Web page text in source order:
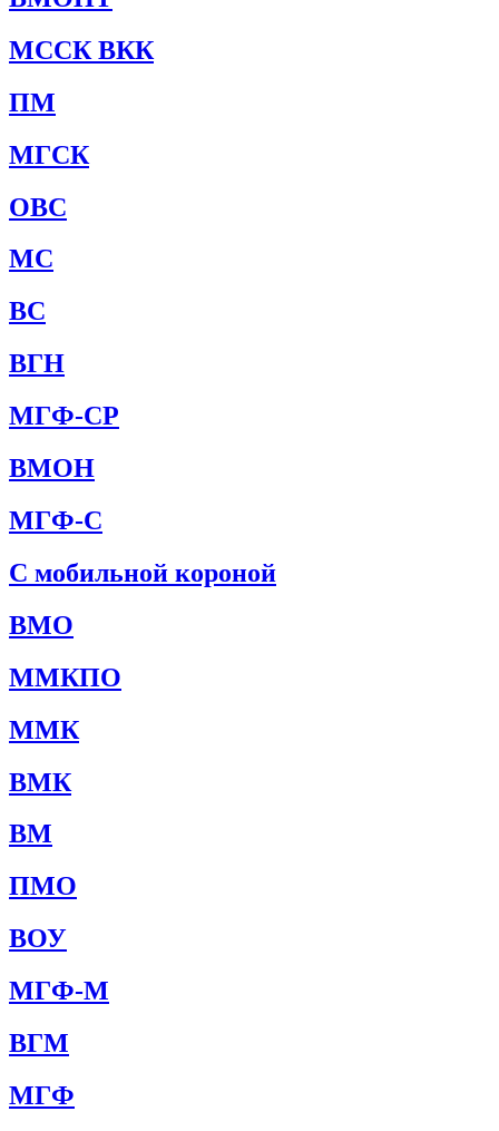
МССК ВКК
ПМ
МГСК
ОВС
МС
ВС
ВГН
МГФ-СР
ВМОН
МГФ-С
С мобильной короной
ВМО
ММКПО
ММК
ВМК
ВМ
ПМО
ВОУ
МГФ-М
ВГМ
МГФ